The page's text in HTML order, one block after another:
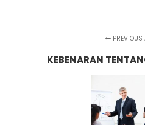
PREVIOUS
KEBENARAN